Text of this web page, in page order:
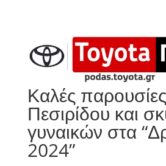
Καλές
Πεσιρίδου και
γυναικών στα
2024”